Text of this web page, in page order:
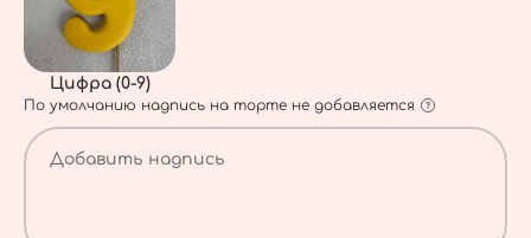
Цифра (0-9)
По умолчанию надпись на торте не добавляется